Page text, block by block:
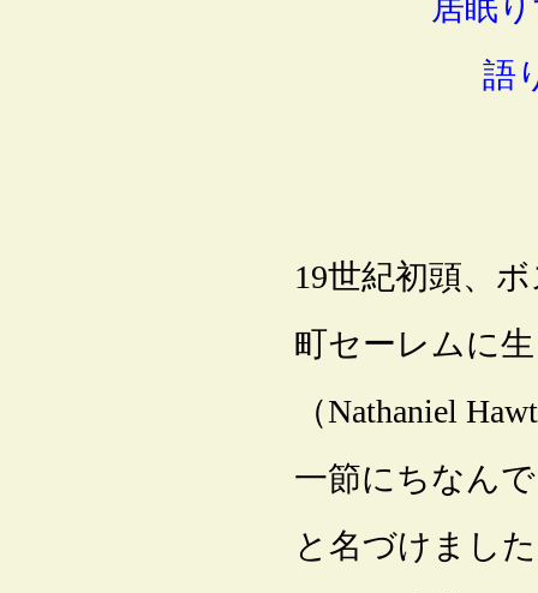
居眠
語
19世紀初頭、
町セーレムに
（Nathaniel
一節にちなん
と名づけまし